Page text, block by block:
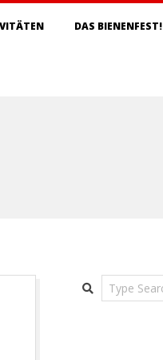
DAS BIENENFEST!
Search